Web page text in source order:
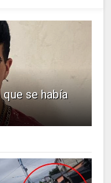
se había